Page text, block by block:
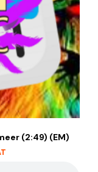
(2:49) (EM)